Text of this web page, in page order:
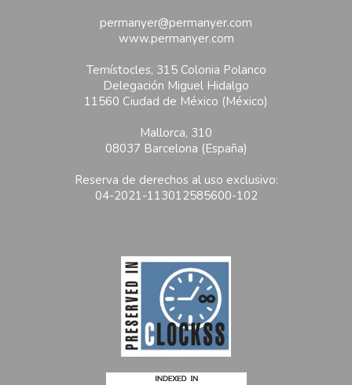
permanyer@permanyer.com
www.permanyer.com
Temístocles, 315 Colonia Polanco
Delegación Miguel Hidalgo
11560 Ciudad de México (México)
Mallorca, 310
08037 Barcelona (España)
Reserva de derechos al uso exclusivo:
04-2021-113012585600-102